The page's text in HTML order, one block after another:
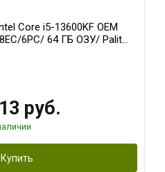
Core i5-13600KF OEM
6PC/ 64 ГБ ОЗУ/ Palit
GDDR7 256bit 3xDP
руб.
Купить